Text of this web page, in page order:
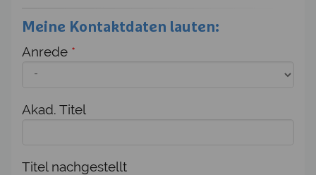
Meine Kontaktdaten lauten:
Anrede *
Akad. Titel
Titel nachgestellt